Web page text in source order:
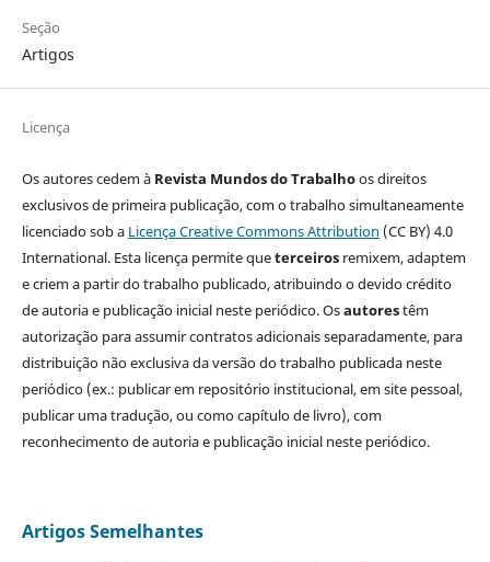
Seção
Artigos
Licença
Os autores cedem à Revista Mundos do Trabalhoos direitos
exclusivos de primeira publicação, com o trabalho simultaneamente
licenciado sob a Licença Creative Commons Attribution (CC BY) 4.0
International. Esta licença permite queterceirosremixem, adaptem
e criem a partir do trabalho publicado, atribuindo o devido crédito
de autoria e publicação inicial neste periódico. Osautorestêm
autorização para assumir contratos adicionais separadamente, para
distribuição não exclusiva da versão do trabalho publicada neste
periódico (ex.: publicar em repositório institucional, em site pessoal,
publicar uma tradução, ou como capítulo de livro), com
reconhecimento de autoria e publicação inicial neste periódico.
Artigos Semelhantes